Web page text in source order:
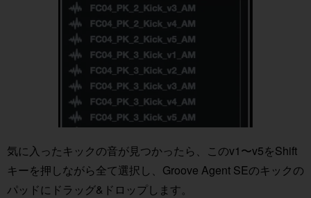
気に入ったキックの音が見つかったら、このv1〜v5をShift
キーを押しながら全て選択し、Groove Agent SEのキックの
パッドにドラッグ&ドロップします。